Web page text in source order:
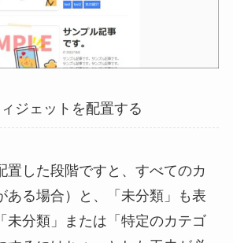
ジェットを配置する
置した段階ですと、すべてのカ
ある場合）と、「未分類」も表
未分類」または「特定のカテゴ